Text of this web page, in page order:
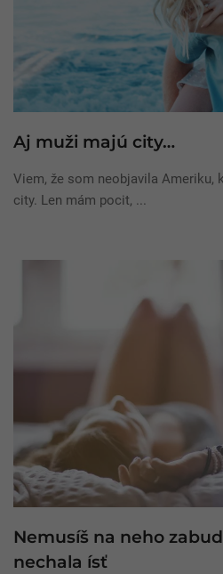
Aj muži majú city…
Viem, že som neobjavila Ameriku,
city. Len mám pocit, ...
Nemusíš na neho
nechala ísť